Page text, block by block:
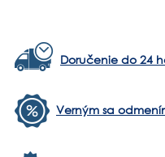
Doručenie do 24
Verným sa